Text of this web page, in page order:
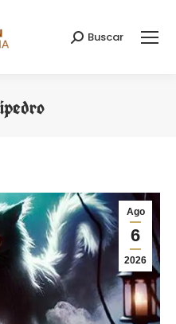
Search:
Buscar
Ago
6
2026